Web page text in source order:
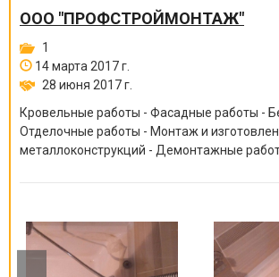
ООО "ПРОФСТРОЙМОНТАЖ"
1
14 марта 2017 г.
28 июня 2017 г.
Кровельные работы - Фасадные работы -
Отделочные работы - Монтаж и
металлоконструкций - Демонтажные